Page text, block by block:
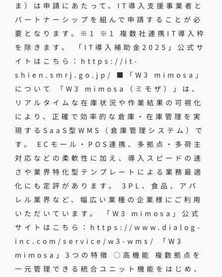
ま）は申請にあたって、IT導入支援事業者と
パートナーシップを組んで申請することが必
要となります。※1 ※1 複数社連携IT導入枠
を除きます。 「IT導入補助金2025」公式サ
イトはこちら：https://it-
shien.smrj.go.jp/ ■「W3 mimosa」
について 「W3 mimosa（ミモザ）」は、
リアルタイムな在庫状況や作業結果の可視化
により、正確で効率的な倉庫・在庫管理を実
現するSaaS型WMS（倉庫管理システム）で
す。 ECモール・POS連携、多拠点・多荷主
対応などの柔軟性に加え、導入スピードの速
さや業界特化型テンプレートによる業務最適
化にも定評があります。 3PL、食品、アパ
レル業界など、幅広い業種の企業様にご利用
いただいています。 「W3 mimosa」公式
サイトはこちら：https://www.dialog-
inc.com/service/w3-wms/ 「W3
mimosa」3つの特徴 ○高機能 複数拠点を
一元管理できる統合ユニット機能をはじめ、